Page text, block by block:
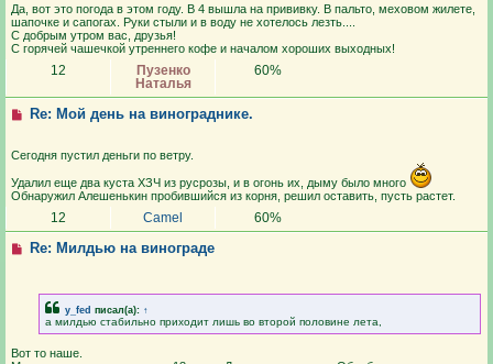
Да, вот это погода в этом году. В 4 вышла на прививку. В пальто, меховом жилете,
шапочке и сапогах. Руки стыли и в воду не хотелось лезть....
С добрым утром вас, друзья!
С горячей чашечкой утреннего кофе и началом хороших выходных!
12
Пузенко
Наталья
60%
Re: Мой день на винограднике.
Сегодня пустил деньги по ветру.
Удалил еще два куста ХЗЧ из русрозы, и в огонь их, дыму было много
Обнаружил Алешенькин пробившийся из корня, решил оставить, пусть растет.
12 Camel 60%
Re: Милдью на винограде
y_fed писал(а): ↑
а милдью стабильно приходит лишь во второй половине лета,
Вот то наше.